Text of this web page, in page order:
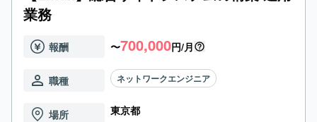
業務
報酬 〜700,000円/月
職種 ネットワークエンジニア
場所 東京都